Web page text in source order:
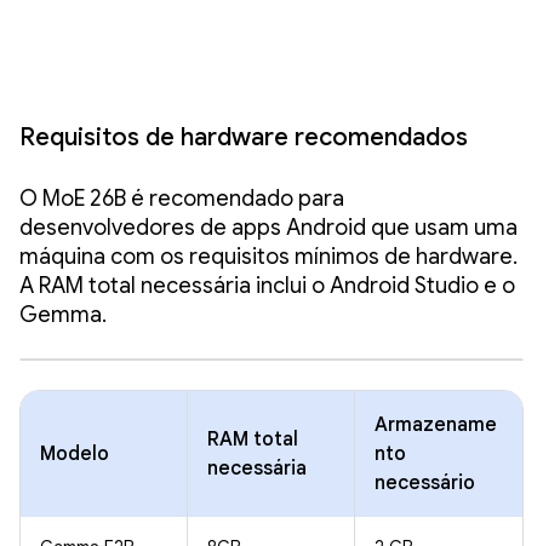
Requisitos de hardware recomendados
O MoE 26B é recomendado para
desenvolvedores de apps Android que usam uma
máquina com os requisitos mínimos de hardware.
A RAM total necessária inclui o Android Studio e o
Gemma.
Modelo
RAM total
necessária
Armazename
nto
necessário